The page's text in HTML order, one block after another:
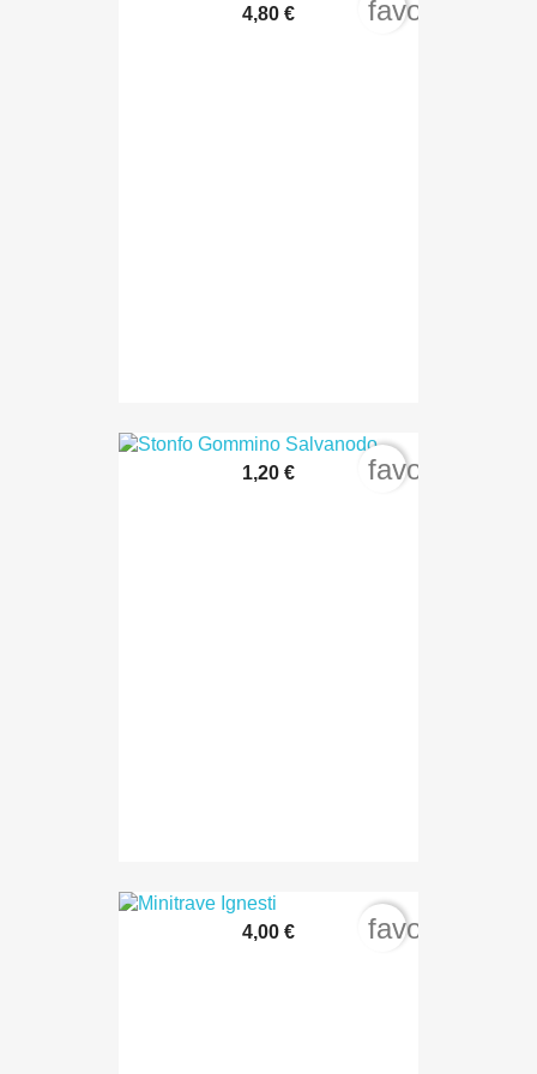
4,80 €
1,20 €
4,00 €